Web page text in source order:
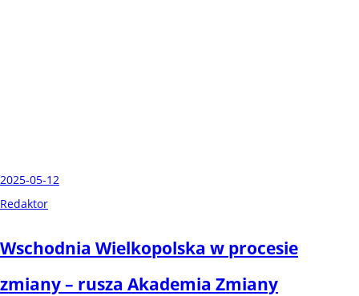
2025-05-12
Redaktor
Wschodnia Wielkopolska w procesie
zmiany – rusza Akademia Zmiany